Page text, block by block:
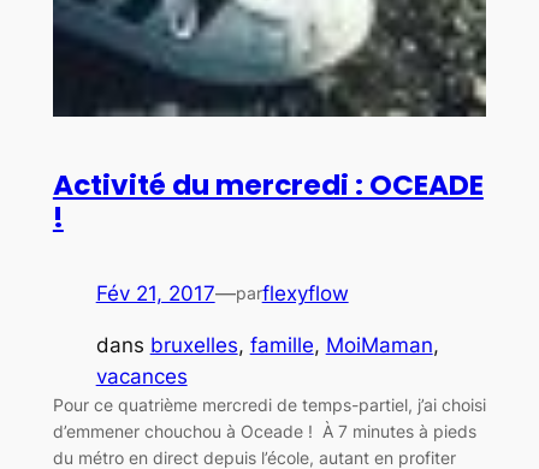
Activité du mercredi : OCEADE
!
Fév 21, 2017—parflexyflow
dans bruxelles, famille, MoiMaman
vacances
Pour ce quatrième mercredi de temps-partiel, j’ai choisi
d’emmener chouchou à Oceade ! À 7 minutes à pieds
du métro en direct depuis l’école, autant en profiter